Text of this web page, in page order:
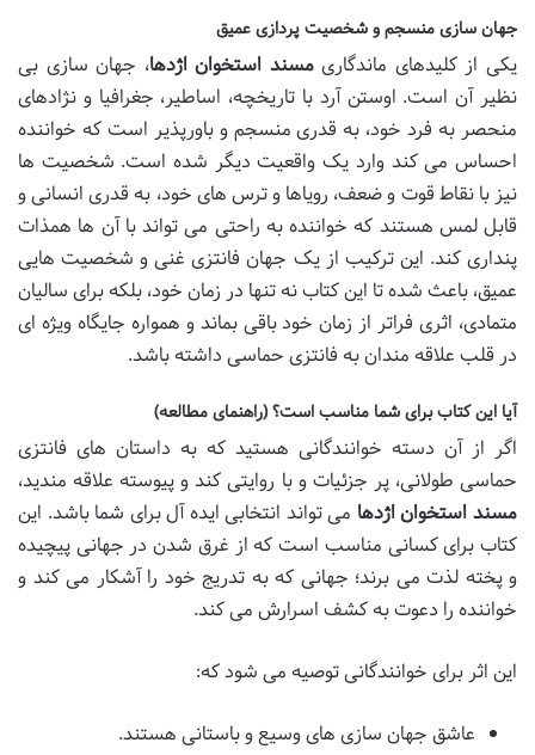
جهان سازی منسجم و شخصیت پردازی عمیق
یکی از کلیدهای ماندگاریمسند استخوان اژدها، جهان سازی بی
نظیر آن است. اوستن آرد با تاریخچه، اساطیر، جغرافیا و نژادهای
منحصر به فرد خود، به قدری منسجم و باورپذیر است که خواننده
احساس می کند وارد یک واقعیت دیگر شده است. شخصیت ها
نیز با نقاط قوت و ضعف، رویاها و ترس های خود، به قدری انسانی و
قابل لمس هستند که خواننده به راحتی می تواند با آن ها همذات
پنداری کند. این ترکیب از یک جهان فانتزی غنی و شخصیت هایی
عمیق، باعث شده تا این کتاب نه تنها در زمان خود، بلکه برای سالیان
متمادی، اثری فراتر از زمان خود باقی بماند و همواره جایگاه ویژه ای
در قلب علاقه مندان به فانتزی حماسی داشته باشد.
آیا این کتاب برای شما مناسب است؟ (راهنمای مطالعه)
اگر از آن دسته خوانندگانی هستید که به داستان های فانتزی
حماسی طولانی، پر جزئیات و با روایتی کند و پیوسته علاقه مندید،
مسند استخوان اژدها می تواند انتخابی ایده آل برای شما باشد. این
کتاب برای کسانی مناسب است که از غرق شدن در جهانی پیچیده
و پخته لذت می برند؛ جهانی که به تدریج خود را آشکار می کند و
خواننده را دعوت به کشف اسرارش می کند.
این اثر برای خوانندگانی توصیه می شود که:
عاشق جهان سازی های وسیع و باستانی هستند.